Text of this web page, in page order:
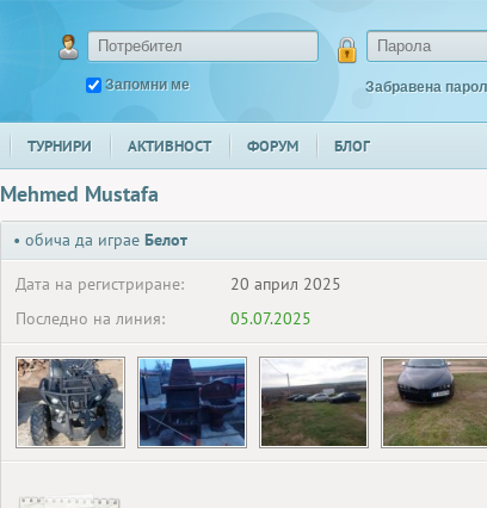
Запомни ме Забравена
ТУРНИРИ АКТИВНОСТ ФОРУМ БЛОГ
Mehmed Mustafa
• обича да играе Белот
Дата на регистриране:
20 април 2025
Последно на линия:
05.07.2025